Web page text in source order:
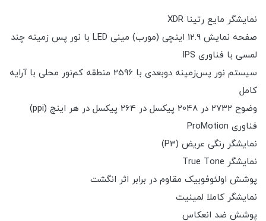
نمایشگر مایع رتینا XDR
صفحه نمایش 12.9 اینچی (مورب) مینی LED با نور پس زمینه چند
لمسی با فناوری IPS
سیستم نور پس‌زمینه دوبعدی با 2596 منطقه کم‌نور محلی با آرایه
کامل
وضوح 2732 در 2048 پیکسل در 264 پیکسل در هر اینچ (ppi)
فناوری ProMotion
نمایشگر رنگی عریض (P3)
نمایشگر True Tone
پوشش اولئوفوبیک مقاوم در برابر اثر انگشت
نمایشگر کاملا لمینیت
پوشش ضد انعکاس